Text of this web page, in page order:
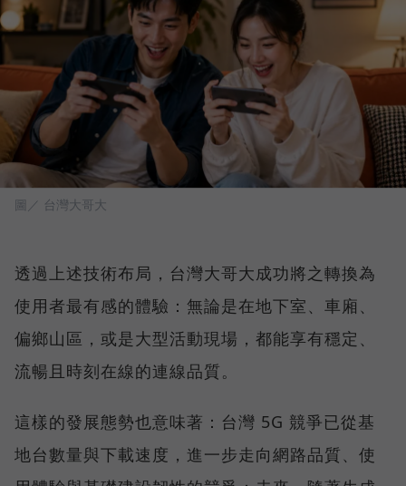
圖／ 台灣大哥大
透過上述技術布局，台灣大哥大成功將之轉換為
使用者最有感的體驗：無論是在地下室、車廂、
偏鄉山區，或是大型活動現場，都能享有穩定、
流暢且時刻在線的連線品質。
這樣的發展態勢也意味著：台灣 5G 競爭已從基
地台數量與下載速度，進一步走向網路品質、使